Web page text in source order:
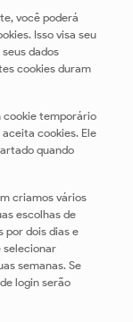
você poderá
Isso visa seu
dados
cookies duram
cookie temporário
cookies. Ele
quando
criamos vários
escolhas de
por dois dias e
selecionar
semanas. Se
login serão